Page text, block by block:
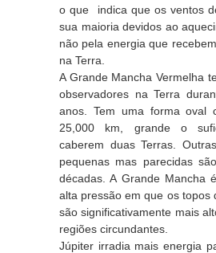
o que indica que os ventos
sua maioria devidos ao
não pela energia que
na Terra.
A Grande Mancha Vermelha
observadores na Terra
anos. Tem uma forma oval
25,000 km, grande o
caberem duas Terras.
pequenas mas parecidas
décadas. A Grande Mancha
alta pressão em que os topos
são significativamente mais
regiões circundantes.
Júpiter irradia mais energia